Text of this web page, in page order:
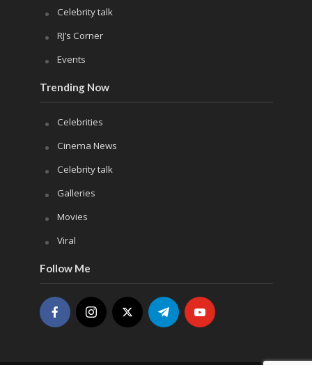
Celebrity talk
RJ’s Corner
Events
Trending Now
Celebrities
Cinema News
Celebrity talk
Galleries
Movies
Viral
Follow Me